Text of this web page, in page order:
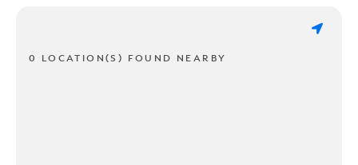
0 LOCATION(S) FOUND NEARBY